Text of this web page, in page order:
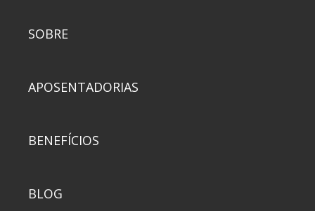
SOBRE
APOSENTADORIAS
BENEFÍCIOS
BLOG